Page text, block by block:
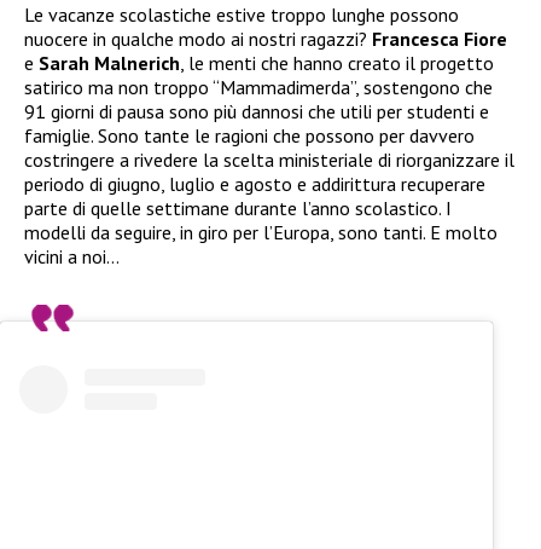
Le vacanze scolastiche estive troppo lunghe possono
nuocere in qualche modo ai nostri ragazzi? Francesca Fiore
e Sarah Malnerich , le menti che hanno creato il progetto
satirico ma non troppo “Mammadimerda”, sostengono che
91 giorni di pausa sono più dannosi che utili per studenti e
famiglie. Sono tante le ragioni che possono per davvero
costringere a rivedere la scelta ministeriale di riorganizzare il
periodo di giugno, luglio e agosto e addirittura recuperare
parte di quelle settimane durante l’anno scolastico. I
modelli da seguire, in giro per l’Europa, sono tanti. E molto
vicini a noi…